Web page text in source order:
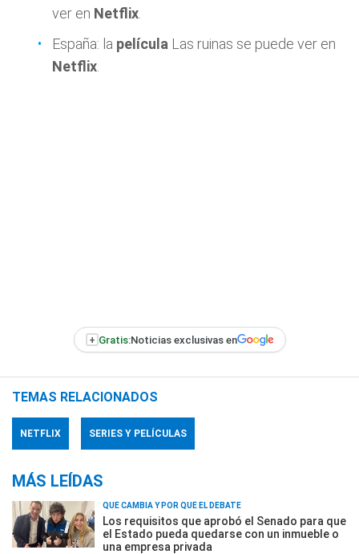
ver en Netflix
España: la película Las ruinas se puede ver en
Netflix
+ Gratis:Noticias exclusivas en
TEMAS RELACIONADOS
NETFLIX SERIES Y PELÍCULAS
MÁS LEÍDAS
QUÉ CAMBIA Y POR QUÉ EL DEBATE
Los requisitos que aprobó el Senado para que
el Estado pueda quedarse con un inmueble o
una empresa privada